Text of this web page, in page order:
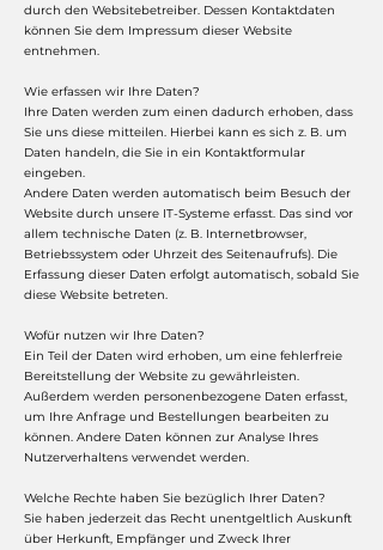
durch den Websitebetreiber. Dessen Kontaktdaten
können Sie dem Impressum dieser Website
entnehmen.
Wie erfassen wir Ihre Daten?
Ihre Daten werden zum einen dadurch erhoben, dass
Sie uns diese mitteilen. Hierbei kann es sich z. B. um
Daten handeln, die Sie in ein Kontaktformular
eingeben.
Andere Daten werden automatisch beim Besuch der
Website durch unsere IT-Systeme erfasst. Das sind vor
allem technische Daten (z. B. Internetbrowser,
Betriebssystem oder Uhrzeit des Seitenaufrufs). Die
Erfassung dieser Daten erfolgt automatisch, sobald Sie
diese Website betreten.
Wofür nutzen wir Ihre Daten?
Ein Teil der Daten wird erhoben, um eine fehlerfreie
Bereitstellung der Website zu gewährleisten.
Außerdem werden personenbezogene Daten erfasst,
um Ihre Anfrage und Bestellungen bearbeiten zu
können. Andere Daten können zur Analyse Ihres
Nutzerverhaltens verwendet werden.
Welche Rechte haben Sie bezüglich Ihrer Daten?
Sie haben jederzeit das Recht unentgeltlich Auskunft
über Herkunft, Empfänger und Zweck Ihrer